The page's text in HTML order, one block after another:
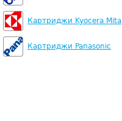
Картриджи Kyocera Mita
Картриджи Panasonic